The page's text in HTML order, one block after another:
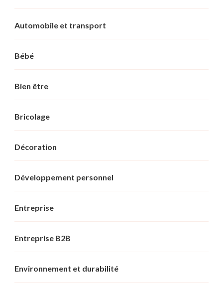
Automobile et transport
Bébé
Bien être
Bricolage
Décoration
Développement personnel
Entreprise
Entreprise B2B
Environnement et durabilité